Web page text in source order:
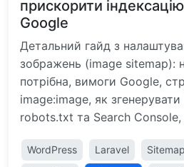
прискорити
Google
Детальний гайд з
зображень (image sitemap):
потрібна, вимоги Google,
image:image, як згенерувати
robots.txt та Search Console,
WordPress Laravel Sitemap